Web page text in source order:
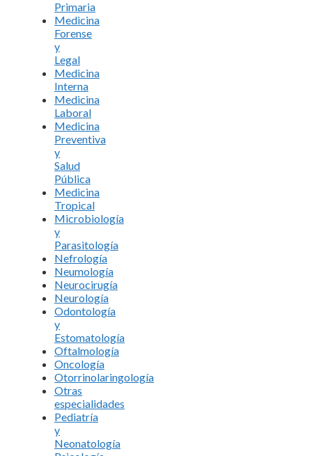
Primaria
Medicina
Forense
y
Legal
Medicina
Interna
Medicina
Laboral
Medicina
Preventiva
y
Salud
Pública
Medicina
Tropical
Microbiología
y
Parasitología
Nefrología
Neumología
Neurocirugía
Neurología
Odontología
y
Estomatología
Oftalmología
Oncología
Otorrinolaringología
Otras
especialidades
Pediatría
y
Neonatología